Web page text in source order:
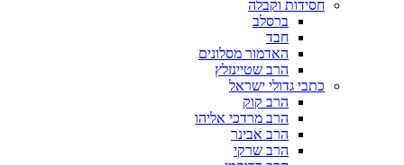
חסידות וקבלה
ברסלב
חבד
האדמור מסלונים
הרב שטיינזלץ
כתבי גדולי ישראל
הרב קוק
הרב מרדכי אליהו
הרב אבינר
הרב שרקי